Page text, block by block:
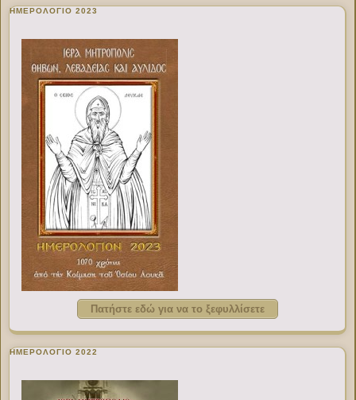
ΗΜΕΡΟΛΟΓΙΟ 2023
Πατήστε εδώ για να το ξεφυλλίσετε
ΗΜΕΡΟΛΟΓΙΟ 2022